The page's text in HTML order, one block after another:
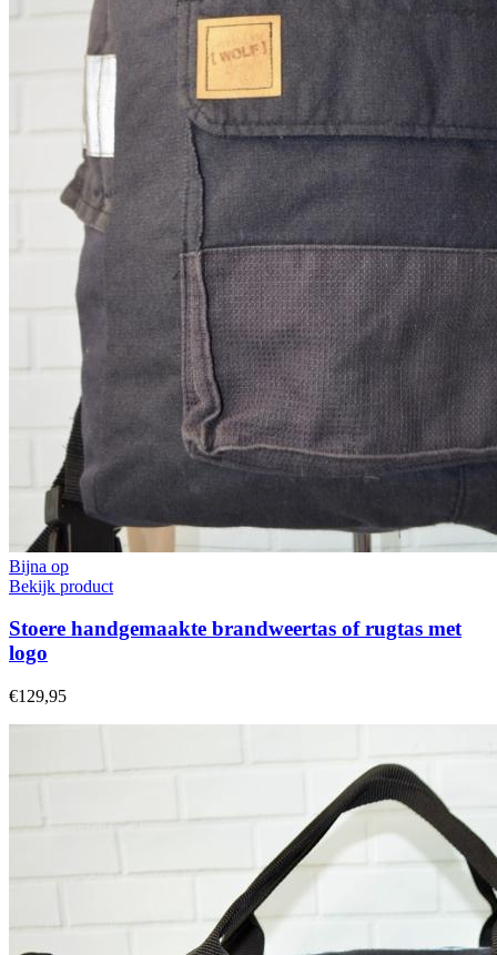
Bijna op
Bekijk product
Stoere handgemaakte brandweertas of rugtas met
logo
€129,95